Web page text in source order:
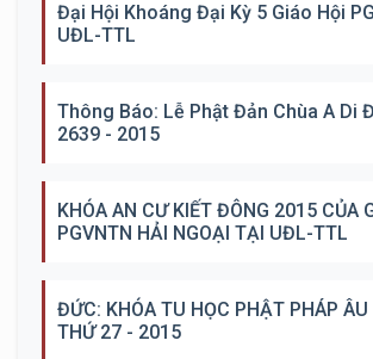
Đại Hội Khoáng Đại Kỳ 5 Giáo Hội
UĐL-TTL
Thông Báo: Lễ Phật Đản Chùa A Di
2639 - 2015
KHÓA AN CƯ KIẾT ĐÔNG 2015 CỦA
PGVNTN HẢI NGOẠI TẠI UĐL-TTL
ĐỨC: KHÓA TU HỌC PHẬT PHÁP ÂU
THỨ 27 - 2015